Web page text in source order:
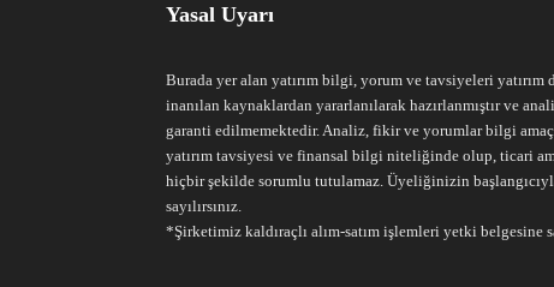
Yasal Uyarı
Burada yer alan yatırım bilgi, yorum ve tavsiyeleri
inanılan kaynaklardan yararlanılarak hazırlanmıştır ve
garanti edilmemektedir. Analiz, fikir ve yorumlar bilgi
yatırım tavsiyesi ve finansal bilgi niteliğinde olup, ticari
hiçbir şekilde sorumlu tutulamaz. Üyeliğinizin
sayılırsınız.
*Şirketimiz kaldıraçlı alım-satım işlemleri yetki belgesine